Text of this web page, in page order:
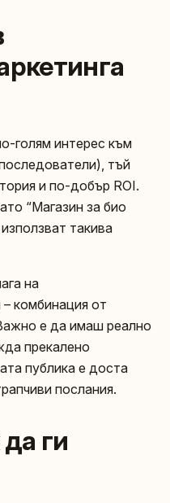
голям интерес към
тъй
и по-добър ROI.
“Магазин за био
такива
на
комбинация от
е да имаш реално
прекалено
публика е доста
послания.
да ги